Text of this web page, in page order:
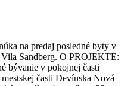
na predaj posledné byty v
Sandberg. O PROJEKTE:
bývanie v pokojnej časti
časti Devínska Nová